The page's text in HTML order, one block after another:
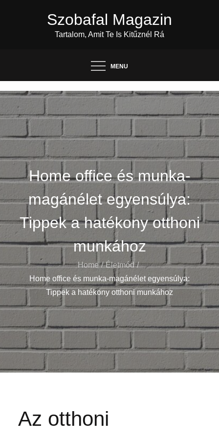
Szobafal Magazin
Tartalom, Amit Te Is Kitűznél Rá
MENU
Home office és munka-
magánélet egyensúlya:
Tippek a hatékony otthoni
munkához
Home
Életmód
Home office és munka-magánélet egyensúlya:
Tippek a hatékony otthoni munkához
Az otthoni